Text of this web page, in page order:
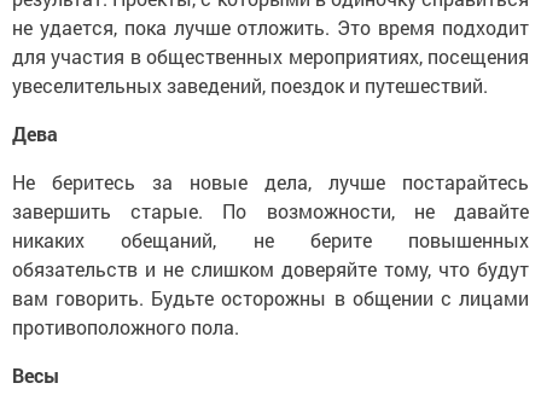
не удается, пока лучше отложить. Это время подходит
для участия в общественных мероприятиях, посещения
увеселительных заведений, поездок и путешествий.
Дева
Не беритесь за новые дела, лучше постарайтесь
завершить старые. По возможности, не давайте
никаких обещаний, не берите повышенных
обязательств и не слишком доверяйте тому, что будут
вам говорить. Будьте осторожны в общении с лицами
противоположного пола.
Весы